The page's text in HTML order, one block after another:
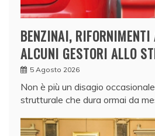
BENZINAI,
ALCUNI GESTORI ALLO
5 Agosto 2026
Non è più un disagio
strutturale che dura ormai da